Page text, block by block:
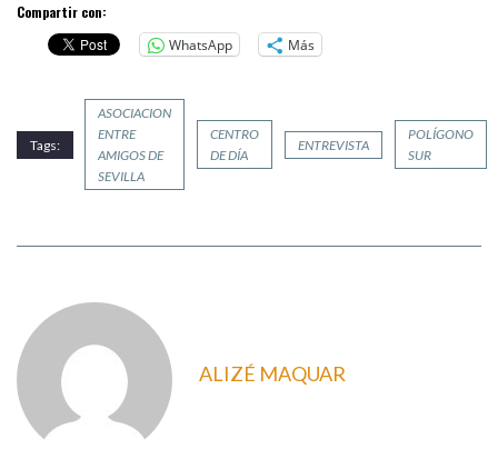
Compartir con:
WhatsApp
Más
Tags:
ASOCIACION
ENTRE
AMIGOS DE
SEVILLA
CENTRO
DE DÍA
ENTREVISTA
POLÍGONO
SUR
ALIZÉ MAQUAR